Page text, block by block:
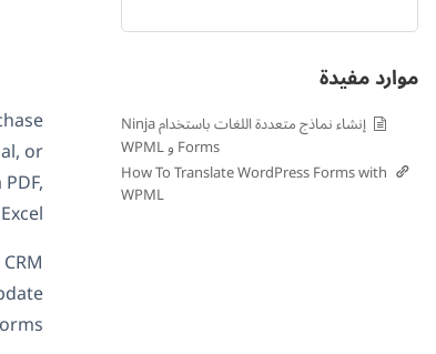
موارد مفيدة
إنشاء نماذج متعددة اللغات باستخدام Ninja
Forms و WPML
How To Translate WordPress Forms with
WPML
or